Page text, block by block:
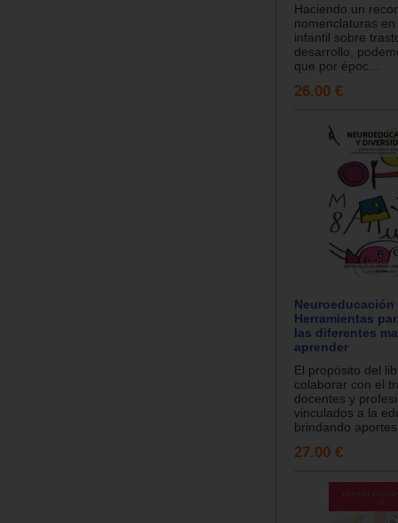
Haciendo un
nomenclaturas
infantil sobre
desarrollo,
que por époc...
26.00 €
Herramientas
las diferentes
aprender
El propósito del
colaborar con el
docentes y
vinculados a la
brindando
27.00 €